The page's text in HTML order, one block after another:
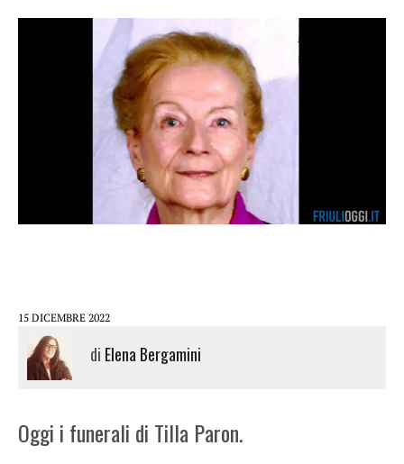
15 DICEMBRE 2022
di Elena Bergamini
Oggi i funerali di Tilla Paron.